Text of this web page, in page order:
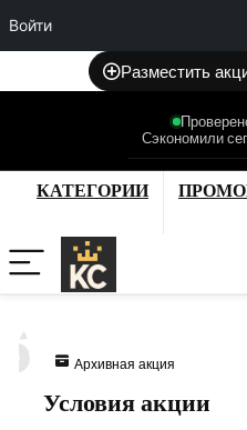
Войти
Разместить
Сэкономили
КАТЕГОРИИ
Архивная акция
Условия акции